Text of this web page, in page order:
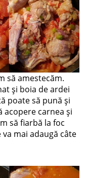
să amestecăm.
și boia de ardei
poate să pună și
acopere carnea și
să fiarbă la foc
mai adaugă câte